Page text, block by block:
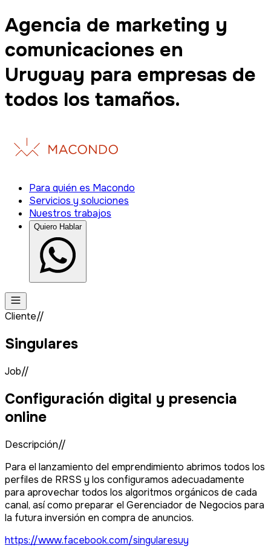
Agencia de marketing y
comunicaciones en
Uruguay para empresas de
todos los tamaños.
Para quién es Macondo
Servicios y soluciones
Nuestros trabajos
Quiero Hablar
Cliente//
Singulares
Job//
Configuración digital y presencia
online
Descripción//
Para el lanzamiento del emprendimiento abrimos todos los
perfiles de RRSS y los configuramos adecuadamente
para aprovechar todos los algoritmos orgánicos de cada
canal, así como preparar el Gerenciador de Negocios para
la futura inversión en compra de anuncios.
https://www.facebook.com/singularesuy